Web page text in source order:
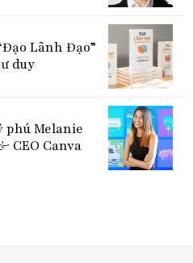
Lãnh Đạo”
duy
phú Melanie
CEO Canva